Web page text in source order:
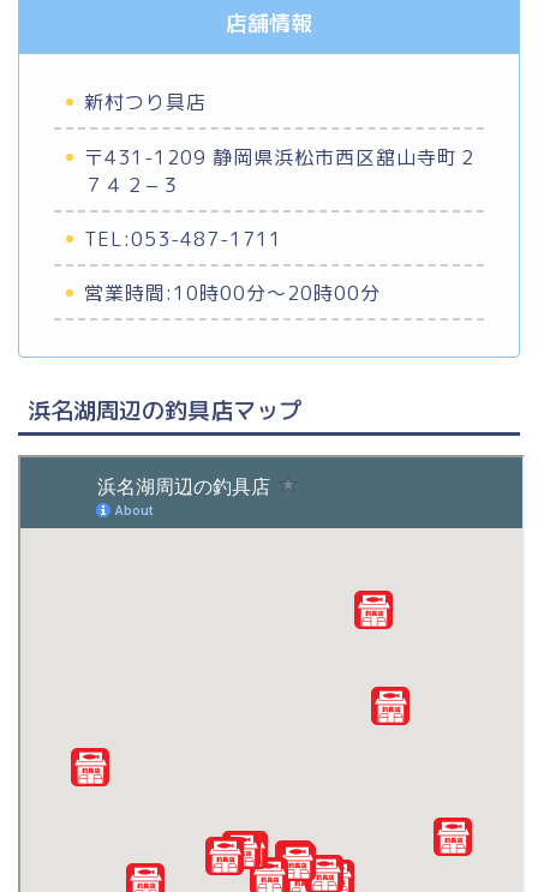
店舗情報
新村つり具店
〒431-1209 静岡県浜松市西区舘山寺町２
７４２−３
TEL:053-487-1711
営業時間:10時00分～20時00分
浜名湖周辺の釣具店マップ